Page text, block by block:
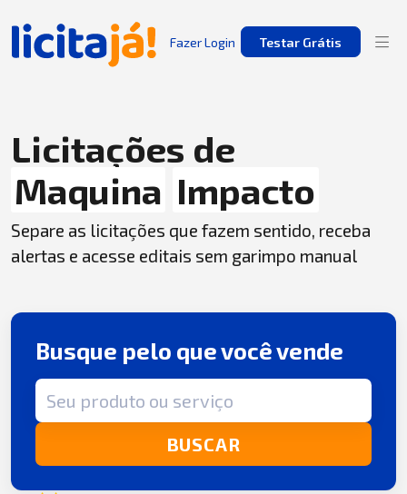
Fazer Login Testar Grátis
Licitações de
Maquina Impacto
Separe as licitações que fazem sentido, receba
alertas e acesse editais sem garimpo manual
Busque pelo que você vende
Termo de busca
BUSCAR